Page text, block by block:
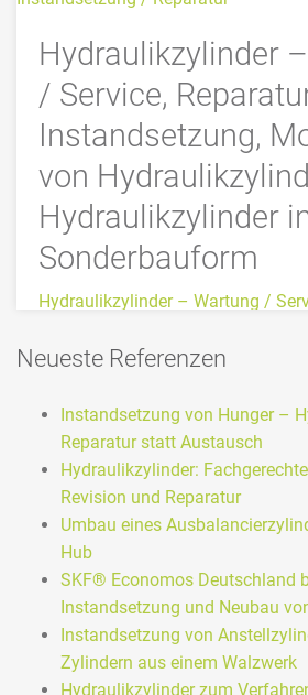
Hydraulikzylinder
/ Service,
Instandsetzung,
von
Hydraulikzylinder
Sonderbauform
Hydraulikzylinder – Wartung /
neue Hydraulikzylinder in
Instandsetzung, Um- und Neubau
Hydraulikzylindern - alle Hersteller
Leistungen rund um Ihre
Hand! Wir haben und uns auf die
herstellerübergreifende
die Optimierung von
durch Umbau bzw. Modifikationen,
Neubau von [...]
Neueste Referenzen
Instandsetzung von Hunger –
Reparatur statt Austausch
Hydraulikzylinder:
Revision und Reparatur
Umbau eines
Hub
SKF® Economos Deutschland
Instandsetzung und Neubau
Instandsetzung von
Zylindern aus einem Walzwerk
Hydraulikzylinder zum